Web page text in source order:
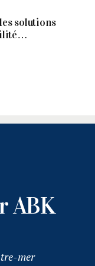
solutions
ABK
mer